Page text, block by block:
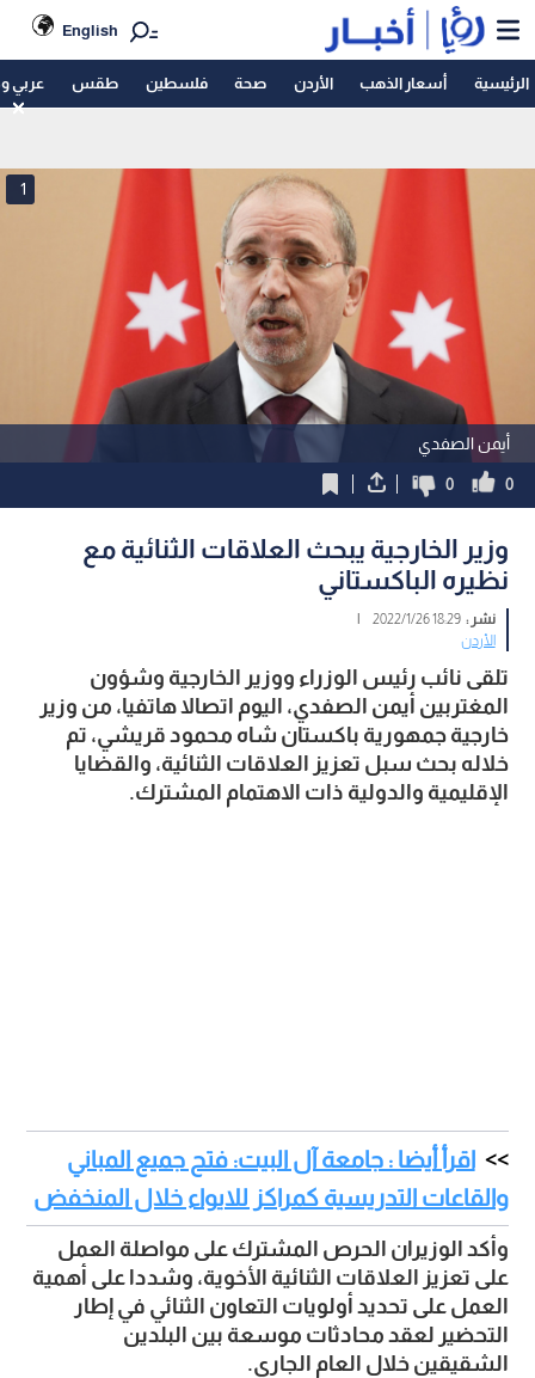
English
الرئيسية أسعار الذهب الأردن صحة فلسطين طقس عربي
أيمن الصفدي
1
0
0
وزير الخارجية يبحث العلاقات الثنائية مع
نظيره الباكستاني
نشر :18:29 2022/1/26
|
الأردن
الإقليمية والدولية ذات الاهتمام المشترك.
اقرأ أيضا : جامعة آل البيت: فتح جميع المباني
والقاعات التدريسية كمراكز للايواء خلال المنخفض
الشقيقين خلال العام الجاري.